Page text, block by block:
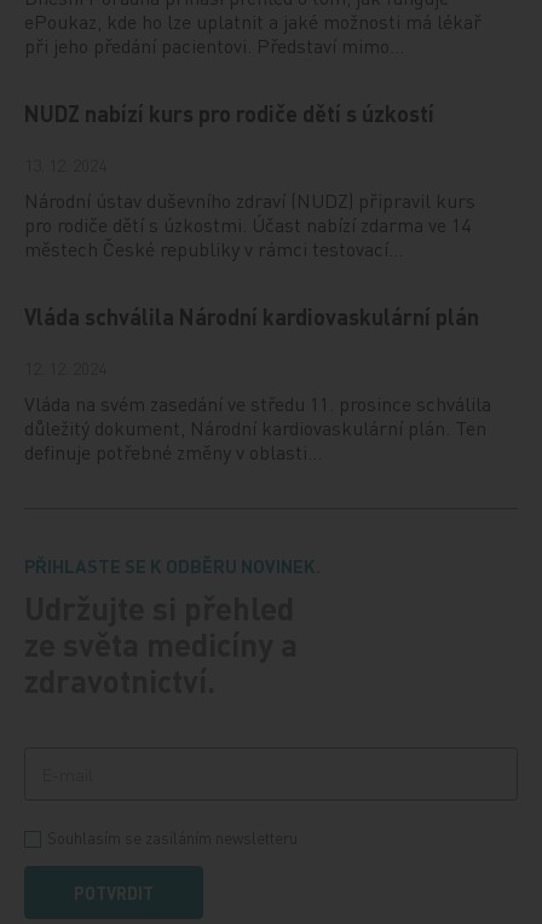
ePoukaz, kde ho lze uplatnit a jaké možnosti má lékař
při jeho předání pacientovi. Představí mimo…
NUDZ nabízí kurs pro rodiče dětí s úzkostí
Národní ústav duševního zdraví (NUDZ) připravil kurs
pro rodiče dětí s úzkostmi. Účast nabízí zdarma ve 14
městech České republiky v rámci testovací…
Vláda schválila Národní kardiovaskulární plán
Vláda na svém zasedání ve středu 11. prosince schválila
důležitý dokument, Národní kardiovaskulární plán. Ten
definuje potřebné změny v oblasti…
PŘIHLASTE SE K ODBĚRU NOVINEK.
POTVRDIT